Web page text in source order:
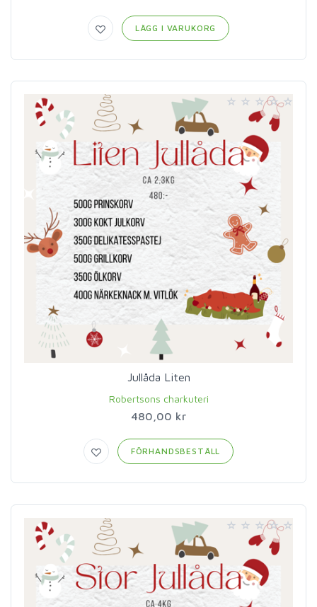
LÄGG I VARUKORG
Jullåda Liten
Robertsons charkuteri
480,00 kr
FÖRHANDSBESTÄLL